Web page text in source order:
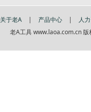
关于老A | 产品中心 | 人
老A工具 www.laoa.com.cn